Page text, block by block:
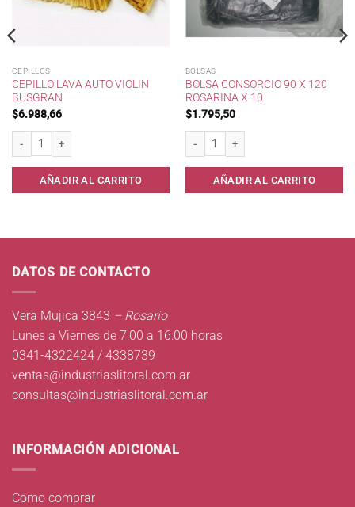
CEPILLOS
CEPILLO LAVA AUTO VIOLIN
BUSGRAN
$6.988,66
Cepillo Lava Auto Violin BUSGRAN cantidad
AÑADIR AL CARRITO
BOLSAS
BOLSA CONSORCIO 90 X 120
ROSARINA X 10
$1.795,50
Bolsa Consorcio 90 x 120 Rosarina x
AÑADIR AL CARRITO
unid cantidad
DATOS DE CONTACTO
Vera Mujica 3843 – Rosario
Lunes a Viernes de 7:00 a 16:00 horas
0341-4322424 / 4338739
ventas@industriaslitoral.com.ar
consultas@industriaslitoral.com.ar
INFORMACIÓN ADICIONAL
Como comprar